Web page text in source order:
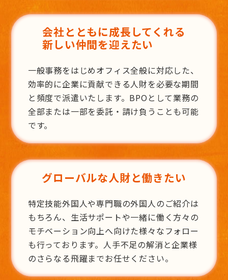
会社とともに成長してくれる
新しい仲間を迎えたい
一般事務をはじめオフィス全般に対応した、
効率的に企業に貢献できる人財を必要な期間
と頻度で派遣いたします。BPOとして業務の
全部または一部を委託・請け負うことも可能
です。
グローバルな人財と働きたい
特定技能外国人や専門職の外国人のご紹介は
もちろん、生活サポートや一緒に働く方々の
モチベーション向上へ向けた様々なフォロー
も行っております。人手不足の解消と企業様
のさらなる飛躍までお任せください。